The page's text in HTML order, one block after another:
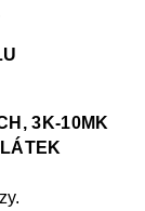
3K-10MK